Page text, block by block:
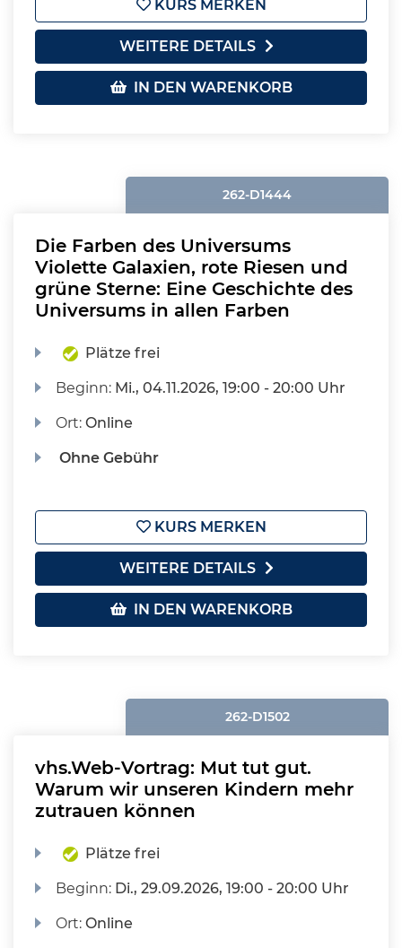
KURS MERKEN
WEITERE DETAILS
IN DEN WARENKORB
262-D1444
Die Farben des Universums
Violette Galaxien, rote Riesen und
grüne Sterne: Eine Geschichte des
Universums in allen Farben
Plätze frei
Beginn: Mi., 04.11.2026, 19:00 - 20:00 Uhr
Ort:Online
Ohne Gebühr
KURS MERKEN
WEITERE DETAILS
IN DEN WARENKORB
262-D1502
vhs.Web-Vortrag: Mut tut gut.
Warum wir unseren Kindern mehr
zutrauen können
Plätze frei
Beginn: Di., 29.09.2026, 19:00 - 20:00 Uhr
Ort:Online